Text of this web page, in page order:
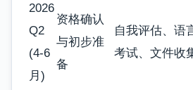
2026
Q2
(4-6
月)
资格确认
与初步准
备
自我评估、语
考试、文件收